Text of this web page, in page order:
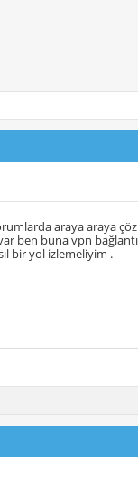
araya araya
ben buna vpn
bir yol izlemeliyim .